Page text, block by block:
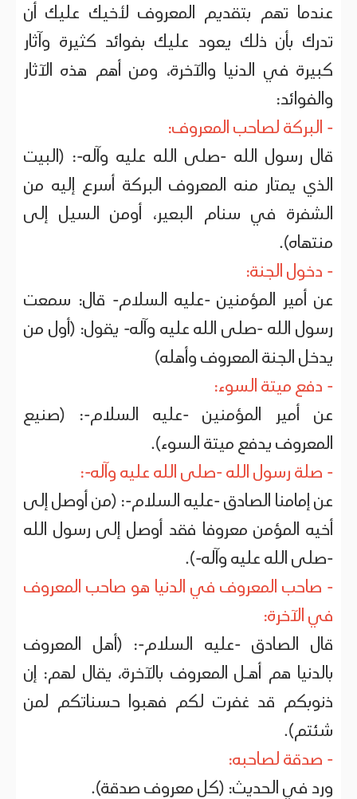
عندما تهم بتقديم المعروف لأخيك عليك أن
تدرك بأن ذلك يعود عليك بفوائد كثيرة وآثار
كبيرة في الدنيا والآخرة، ومن أهم هذه الآثار
والفوائد:
- البركة لصاحب المعروف:
قال رسول الله -صلى الله عليه وآله-: (البيت
الذي يمتار منه المعروف البركة أسرع إليه من
الشفرة في سنام البعير، أومن السيل إلى
منتهاه).
- دخول الجنة:
عن أمير المؤمنين -عليه السلام- قال: سمعت
رسول الله -صلى الله عليه وآله- يقول: (أول من
يدخل الجنة المعروف وأهله)
- دفع ميتة السوء:
عن أمير المؤمنين -عليه السلام-: (صنيع
المعروف يدفع ميتة السوء).
- صلة رسول الله -صلى الله عليه وآله-:
عن إمامنا الصادق -عليه السلام-: (من أوصل إلى
أخيه المؤمن معروفا فقد أوصل إلى رسول الله
-صلى الله عليه وآله-).
- صاحب المعروف في الدنيا هو صاحب المعروف
في الآخرة:
قال الصادق -عليه السلام-: (أهل المعروف
بالدنيا هم أهـل المعروف بالآخرة، يقال لهم: إن
ذنوبكم قد غفرت لكم فهبوا حسناتكم لمن
شئتم).
- صدقة لصاحبه:
ورد في الحديث: (كل معروف صدقة).